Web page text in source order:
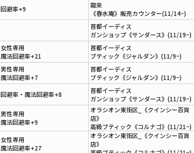
回避率+9
龍來
《春水庵》販売カウンター(11/14~)
首都イーディス
ガンショップ《サンダース》(11/19~)
女性専用
魔法回避率+21
首都イーディス
ブティック《ジャルダン》(11/9~)
男性専用
魔法回避率+7
首都イーディス
ブティック《ジャルダン》(11/9~)
回避率・魔法回避率+8
首都イーディス
ガンショップ《サンダース》(11/19~)
男性専用
魔法回避率+9
オラシオン東街区_《クインシー百貨
店》
高級ブティック《コルナゴ》(11/21~)
女性専用
魔法回避率+27
オラシオン東街区_《クインシー百貨
店》